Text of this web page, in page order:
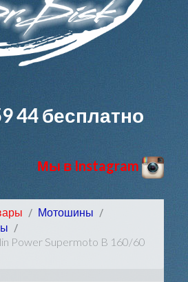
44бесплатно
Мы в Instagram
Мотошины
Power Supermoto B 160/60